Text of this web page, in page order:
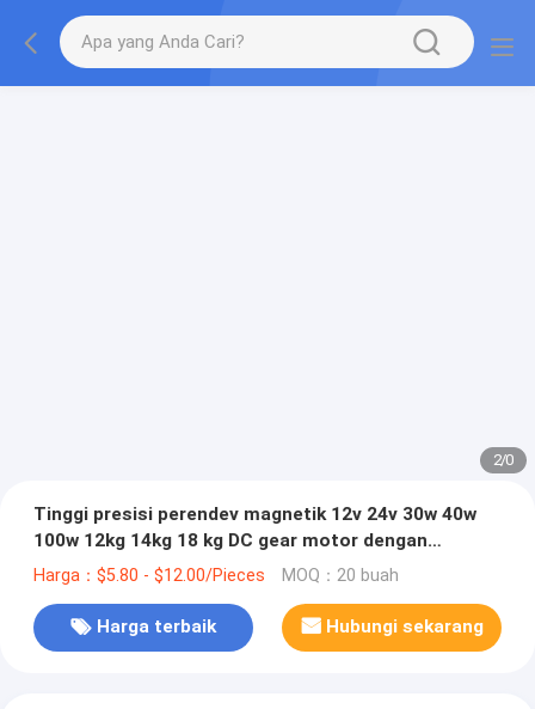
2/0
Tinggi presisi perendev magnetik 12v 24v 30w 40w
100w 12kg 14kg 18 kg DC gear motor dengan
gearbox
Harga：$5.80 - $12.00/Pieces MOQ：20 buah
Harga terbaik Hubungi sekarang